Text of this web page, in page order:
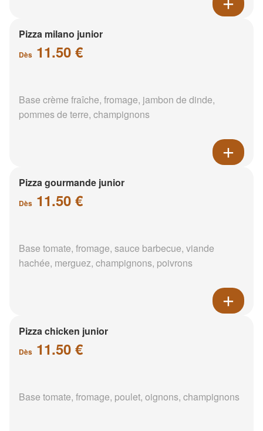
Pizza milano junior
Dès 11.50 €
Base crème fraîche, fromage, jambon de dinde,
pommes de terre, champignons
Pizza gourmande junior
Dès 11.50 €
Base tomate, fromage, sauce barbecue, viande
hachée, merguez, champignons, poivrons
Pizza chicken junior
Dès 11.50 €
Base tomate, fromage, poulet, oignons, champignons